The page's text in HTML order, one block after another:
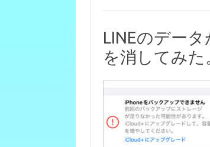
LINEのデー
を消してみた